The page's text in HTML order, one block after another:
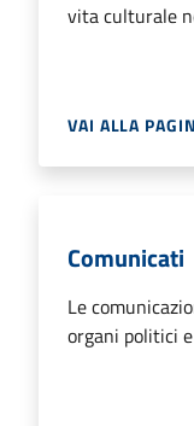
vita culturale
VAI ALLA
Comunicati
Le
organi politici